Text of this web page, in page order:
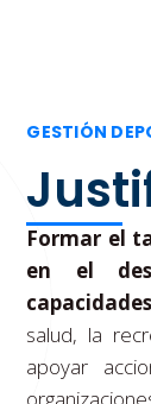
GESTIÓN
Formar el
en el
salud, la
apoyar